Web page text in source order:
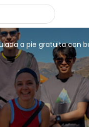
a pie gratuita con